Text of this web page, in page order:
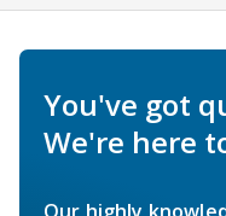
You've got
We're here